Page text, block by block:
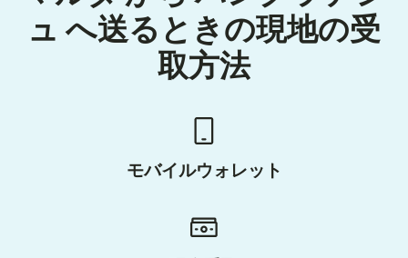
ュ へ送るときの現地の受
取方法
モバイルウォレット